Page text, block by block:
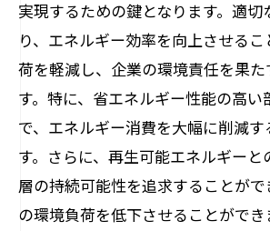
実現するための鍵となります。適切
り、エネルギー効率を向上させるこ
荷を軽減し、企業の環境責任を果た
す。特に、省エネルギー性能の高い
で、エネルギー消費を大幅に削減
す。さらに、再生可能エネルギー
層の持続可能性を追求することが
の環境負荷を低下させることができ